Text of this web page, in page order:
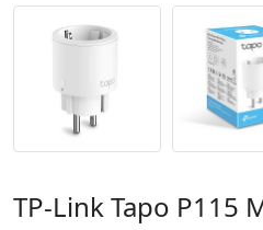
TP-Link Tapo P115